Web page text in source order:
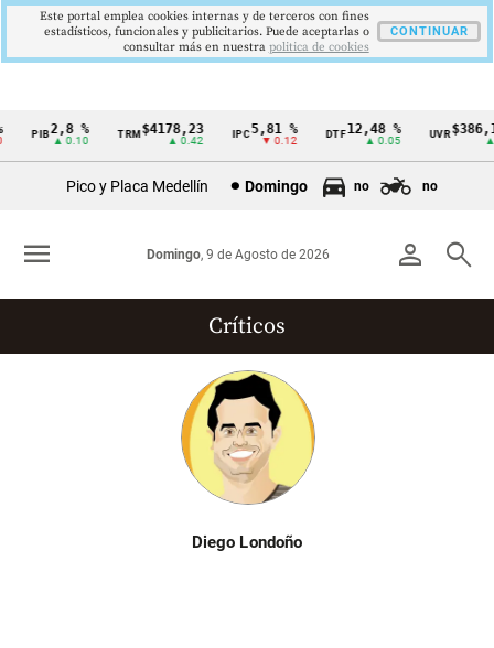
Cintillo
Colombia
PIB2,8 %
▲ 0.10
TRM$4178,23
▲ 0.42
5,81 %
▼ 0.12
DTF12,48 %
▲ 0.05
UVR
▲
Pico y Placa Medellín Domingo no no
person search
Domingo, 9 de Agosto de 2026
menu
Críticos
Diego Londoño
Este portal emplea cookies internas y de terceros con fines
estadísticos, funcionales y publicitarios. Puede aceptarlas o
consultar más en nuestra politica de cookies
CONTINUAR